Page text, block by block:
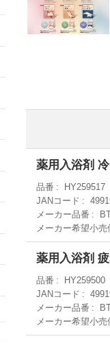
薬用入浴剤
品番
HY259517
JANコード
メーカー品番
メーカー希望小売
薬用入浴剤
品番
HY259500
JANコード
メーカー品番
メーカー希望小売